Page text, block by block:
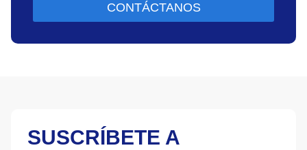
CONTÁCTANOS
SUSCRÍBETE A